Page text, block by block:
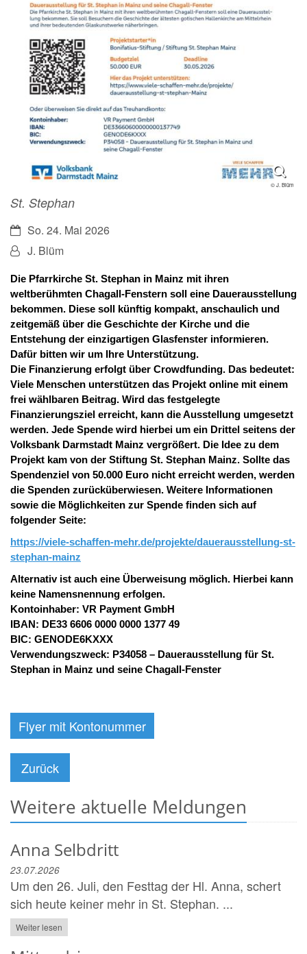
© J. Blüm
St. Stephan
Datum:So. 24. Mai 2026
Von:J. Blüm
Die Pfarrkirche St. Stephan in Mainz mit ihren
weltberühmten Chagall-Fenstern soll eine Dauerausstellung
bekommen. Diese soll künftig kompakt, anschaulich und
zeitgemäß über die Geschichte der Kirche und die
Entstehung der einzigartigen Glasfenster informieren.
Dafür bitten wir um Ihre Unterstützung.
Die Finanzierung erfolgt über Crowdfunding. Das bedeutet:
Viele Menschen unterstützen das Projekt online mit einem
frei wählbaren Beitrag. Wird das festgelegte
Finanzierungsziel erreicht, kann die Ausstellung umgesetzt
werden. Jede Spende wird hierbei um ein Drittel seitens der
Volksbank Darmstadt Mainz vergrößert. Die Idee zu dem
Projekt kam von der Stiftung St. Stephan Mainz. Sollte das
Spendenziel von 50.000 Euro nicht erreicht werden, werden
die Spenden zurücküberwiesen. Weitere Informationen
sowie die Möglichkeiten zur Spende finden sich auf
folgender Seite:
https://viele-schaffen-mehr.de/projekte/dauerausstellung-st-
stephan-mainz
Alternativ ist auch eine Überweisung möglich. Hierbei kann
keine Namensnennung erfolgen.
Kontoinhaber: VR Payment GmbH
IBAN: DE33 6606 0000 0000 1377 49
BIC: GENODE6KXXX
Verwendungszweck: P34058 – Dauerausstellung für St.
Stephan in Mainz und seine Chagall-Fenster
Flyer mit Kontonummer
Zurück
Weitere aktuelle Meldungen
Anna Selbdritt
23.07.2026
Um den 26. Juli, den Festtag der Hl. Anna, schert
sich heute keiner mehr in St. Stephan. ...
Weiter lesen